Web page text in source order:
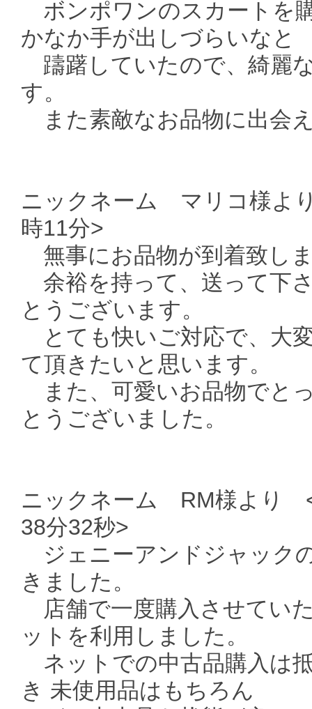
ボンポワンのスカートを
かなか手が出しづらいなと
躊躇していたので、綺麗
す。
また素敵なお品物に出会
ニックネーム マリコ様よ
時11分>
無事にお品物が到着致し
余裕を持って、送って下
とうございます。
とても快いご対応で、大
て頂きたいと思います。
また、可愛いお品物でと
とうございました。
ニックネーム RM様より <
38分32秒>
ジェニーアンドジャック
きました。
店舗で一度購入させてい
ットを利用しました。
ネットでの中古品購入は
き 未使用品はもちろん